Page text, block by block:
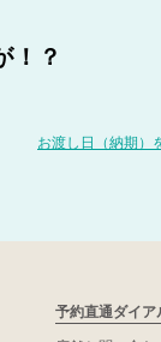
！？
お渡し日（納期）
予約直通ダイア